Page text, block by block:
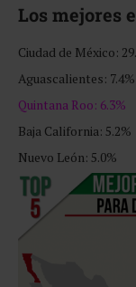
Los mejores
Ciudad de México:
Aguascalientes: 7.4%
Quintana Roo: 6.3%
Baja California: 5.2%
Nuevo León: 5.0%